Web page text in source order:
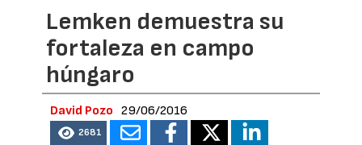
Lemken demuestra su
fortaleza en campo
húngaro
David Pozo 29/06/2016
2681